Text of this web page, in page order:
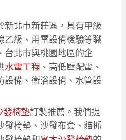
新北市新莊區，具有甲級
乙級、用電設備檢驗等職
台北市與桃園地區的企
水電工程 、高低壓配電、
設備、衛浴設備、水管設
發椅墊訂製推薦。我們提
發椅墊、沙發布套、貓抓